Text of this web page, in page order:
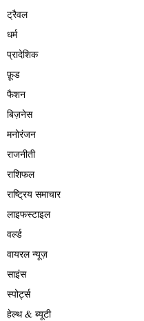
ट्रैवल
धर्म
प्रादेशिक
फ़ूड
फैशन
बिज़नेस
मनोरंजन
राजनीती
राशिफल
राष्ट्रिय समाचार
लाइफस्टाइल
वर्ल्ड
वायरल न्यूज़
साइंस
स्पोर्ट्स
हेल्थ & ब्यूटी